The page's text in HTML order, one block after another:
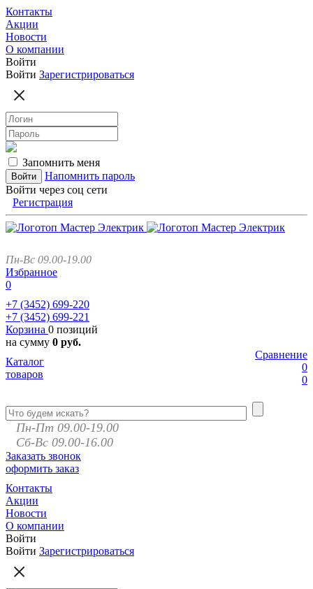
Контакты
Акции
Новости
О компании
Войти
Войти Зарегистрироваться
Запомнить меня
Напомнить пароль
Войти через соц сети
Регистрация
Пн-Вс 09.00-19.00
Избранное
0
+7 (3452) 699-220
+7 (3452) 699-221
Корзина 0 позиций
на сумму 0 руб.
Сравнение
0
0
Каталог
товаров
Пн-Пт 09.00-19.00
Сб-Вс 09.00-16.00
Заказать звонок
оформить заказ
Контакты
Акции
Новости
О компании
Войти
Войти Зарегистрироваться